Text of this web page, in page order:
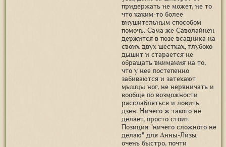
придержать не может, не то
что каким-то более
внушительным способом
помочь. Сама же Саволайнен
держится в позе всадника на
своих двух шестках, глубоко
дышит и старается не
обращать внимания на то,
что у нее постепенно
забиваются и затекают
мышцы ног, не нервничать и
вообще по возможности
расслабляться и ловить
дзен. Ничего ж такого не
делает, просто стоит.
Позиция "ничего сложного не
делаю" для Анны-Лизы
очень быстро, почти